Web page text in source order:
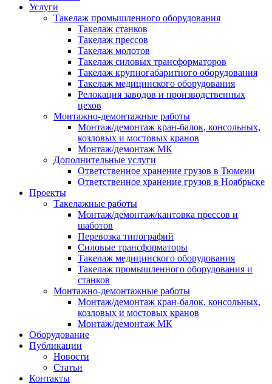
Услуги
Такелаж промышленного оборудования
Такелаж станков
Такелаж прессов
Такелаж молотов
Такелаж силовых трансформаторов
Такелаж крупногабаритного оборудования
Такелаж медицинского оборудования
Релокация заводов и производственных
цехов
Монтажно-демонтажные работы
Монтаж/демонтаж кран-балок, консольных,
козловых и мостовых кранов
Монтаж/демонтаж МК
Дополнительные услуги
Ответственное хранение грузов в Тюмени
Ответственное хранение грузов в Ноябрьске
Проекты
Такелажные работы
Монтаж/демонтаж/кантовка прессов и
шаботов
Перевозка типографий
Силовые трансформаторы
Такелаж медицинского оборудования
Такелаж промышленного оборудования и
станков
Монтажно-демонтажные работы
Монтаж/демонтаж кран-балок, консольных,
козловых и мостовых кранов
Монтаж/демонтаж МК
Оборудование
Публикации
Новости
Статьи
Контакты